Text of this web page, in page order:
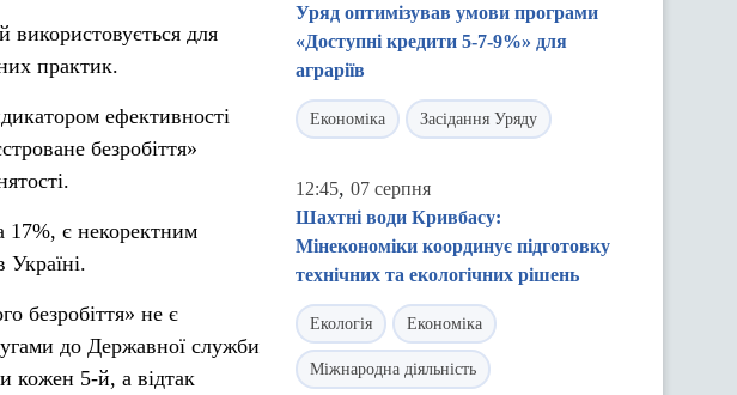
використовується для
практик.
ефективності
безробіття»
17%, є некоректним
Україні.
безробіття» не є
до Державної служби
кожен 5-й, а відтак
Уряд оптимізував умови програми
«Доступні кредити 5-7-9%» для
аграріїв
Економіка Засідання Уряду
12:45, 07 серпня
Шахтні води Кривбасу:
Мінекономіки координує підготовку
технічних та екологічних рішень
Екологія Економіка
Міжнародна діяльність